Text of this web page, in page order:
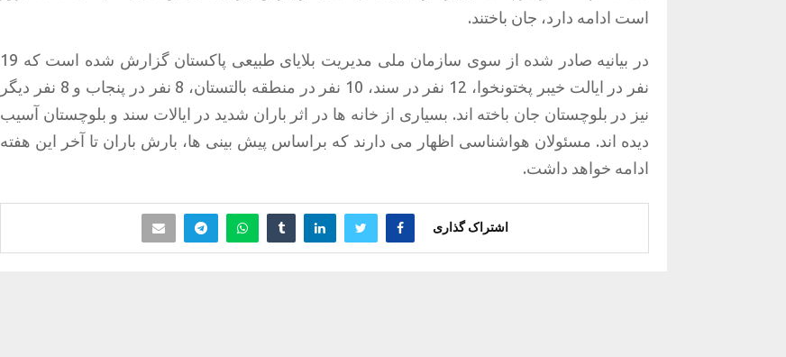
است ادامه دارد، جان باختند.
در بیانیه صادر شده از سوی سازمان ملی مدیریت بلایای طبیعی پاکستان گزارش شده است که 19
نفر در ایالت خیبر پختونخوا، 12 نفر در سند، 10 نفر در منطقه بالتستان، 8 نفر در پنجاب و 8 نفر دیگر
نیز در بلوچستان جان باخته اند. بسیاری از خانه ها در اثر باران شدید در ایالات سند و بلوچستان آسیب
دیده اند. مسئولان هواشناسی اظهار می دارند که براساس پیش بینی ها، بارش باران تا آخر این هفته
ادامه خواهد داشت.
اشتراک گذاری